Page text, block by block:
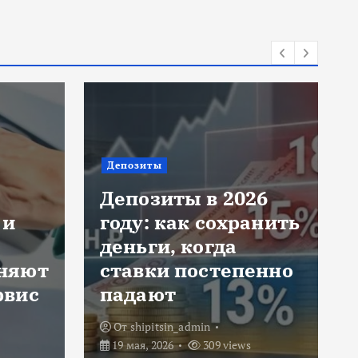
Инвестиции
Яндекс
авиабилеты: как
сейчас искать
дешёвые перелёты
без лишних
заморочек
Отshipitsin_admin
29 апреля, 2026
415 views